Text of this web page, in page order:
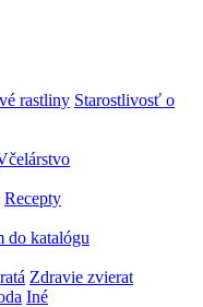
rastliny Starostlivosť o
Recepty
do katalógu
Zdravie zvierat
Iné